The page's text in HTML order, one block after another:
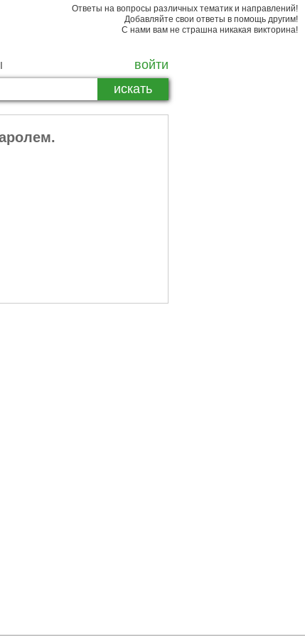
Ответы на вопросы различных тематик и направлений!
Добавляйте свои ответы в помощь другим!
С нами вам не страшна никакая викторина!
войти